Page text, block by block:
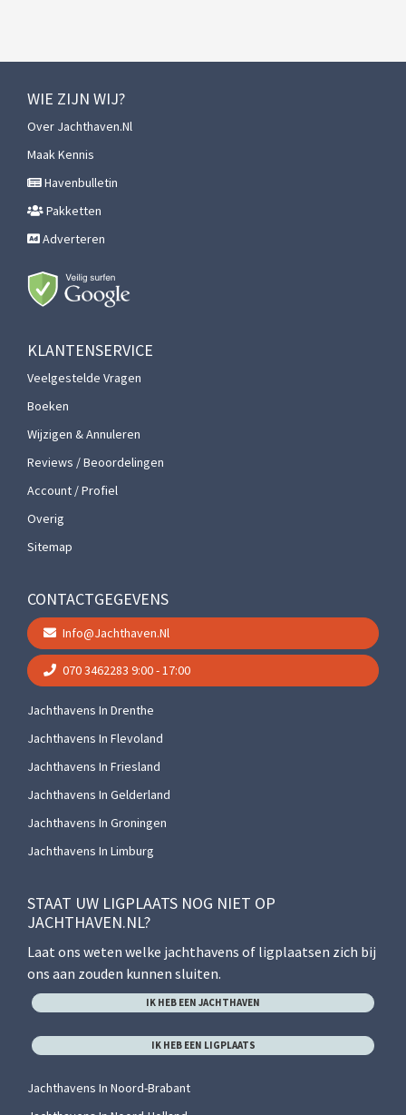
WIE ZIJN WIJ?
Over Jachthaven.nl
Maak Kennis
Havenbulletin
Pakketten
Adverteren
KLANTENSERVICE
Veelgestelde Vragen
Boeken
Wijzigen & Annuleren
Reviews / Beoordelingen
Account / Profiel
Overig
Sitemap
CONTACTGEGEVENS
Info@jachthaven.nl
070 3462283 9:00 - 17:00
Jachthavens In Drenthe
Jachthavens In Flevoland
Jachthavens In Friesland
Jachthavens In Gelderland
Jachthavens In Groningen
Jachthavens In Limburg
STAAT UW LIGPLAATS NOG NIET OP
JACHTHAVEN.NL?
Laat ons weten welke jachthavens of ligplaatsen zich bij
ons aan zouden kunnen sluiten.
IK HEB EEN JACHTHAVEN
IK HEB EEN LIGPLAATS
Jachthavens In Noord-Brabant